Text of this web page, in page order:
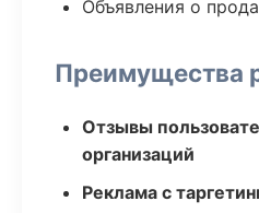
Объявления о
Преимущества
Отзывы
организаций
Реклама с